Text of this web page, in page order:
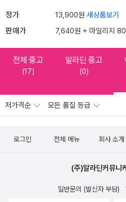
정가 13,900원 새상품보기
판매가 7,640원 + 마일리지
전체 중고
(17)
알라딘 중고
(0)
저가격순 모든 품질 등급
로그인 전체 메뉴 회사 소개
(주)알라딘커뮤니
일반문의 (발신자 부담)